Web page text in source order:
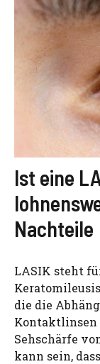
Ist eine
Nachteile
LASIK steht
die die
Kontaktlinsen
Sehschärfe
kann sein,